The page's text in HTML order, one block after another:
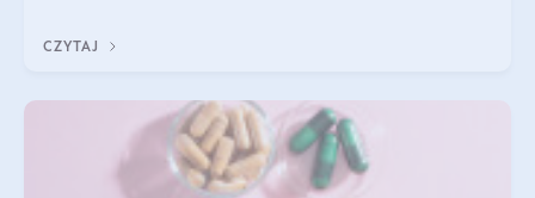
CZYTAJ